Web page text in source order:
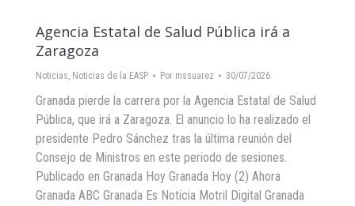
Agencia Estatal de Salud Pública irá a
Zaragoza
Noticias, Noticias de la EASP Por mssuarez 30/07/2026
Granada pierde la carrera por la Agencia Estatal de Salud
Pública, que irá a Zaragoza. El anuncio lo ha realizado el
presidente Pedro Sánchez tras la última reunión del
Consejo de Ministros en este periodo de sesiones.
Publicado en Granada Hoy Granada Hoy (2) Ahora
Granada ABC Granada Es Noticia Motril Digital Granada